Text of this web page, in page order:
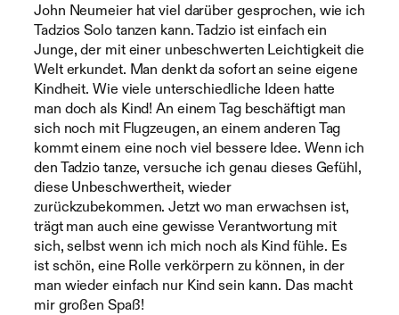
John Neumeier hat viel darüber gesprochen, wie ich
Tadzios Solo tanzen kann. Tadzio ist einfach ein
Junge, der mit einer unbeschwerten Leichtigkeit die
Welt erkundet. Man denkt da sofort an seine eigene
Kindheit. Wie viele unterschiedliche Ideen hatte
man doch als Kind! An einem Tag beschäftigt man
sich noch mit Flugzeugen, an einem anderen Tag
kommt einem eine noch viel bessere Idee. Wenn ich
den Tadzio tanze, versuche ich genau dieses Gefühl,
diese Unbeschwertheit, wieder
zurückzubekommen. Jetzt wo man erwachsen ist,
trägt man auch eine gewisse Verantwortung mit
sich, selbst wenn ich mich noch als Kind fühle. Es
ist schön, eine Rolle verkörpern zu können, in der
man wieder einfach nur Kind sein kann. Das macht
mir großen Spaß!